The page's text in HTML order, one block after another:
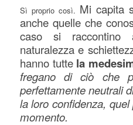
Sì proprio così. Mi capita
anche quelle che
caso si
naturalezza e
hanno tutte la
fregano di ciò che
perfettamente neutrali
la loro confidenza,
momento.